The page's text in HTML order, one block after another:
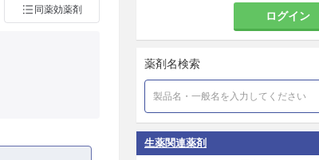
同薬効薬剤
ログイン
薬剤名検索
生薬関連薬剤